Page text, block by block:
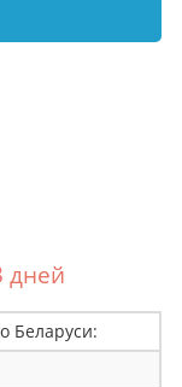
дней
Беларуси: